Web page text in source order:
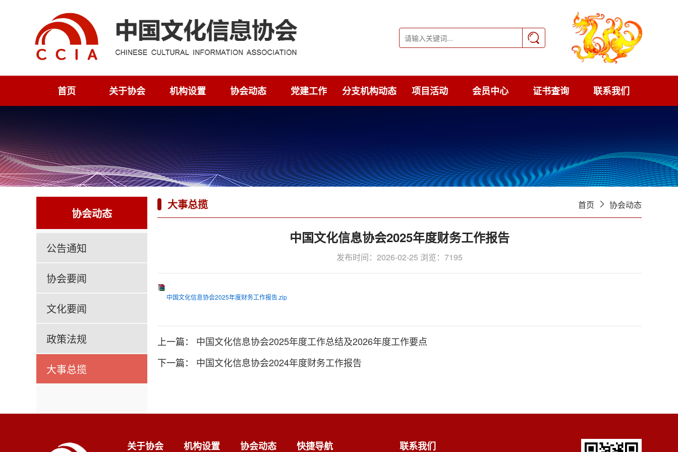
首页 关于协会 机构设置 协会动态 党建工作 分支机构动态 项目活动 会员中心 证书查询 联系我们
协会动态
公告通知
协会要闻
文化要闻
政策法规
大事总揽
大事总揽 首页 协会动态
中国文化信息协会2025年度财务工作报告
发布时间：2026-02-25 浏览：7195
中国文化信息协会2025年度财务工作报告.zip
上一篇： 中国文化信息协会2025年度工作总结及2026年度工作要点
下一篇： 中国文化信息协会2024年度财务工作报告
关于协会 机构设置 协会动态 快捷导航 联系我们